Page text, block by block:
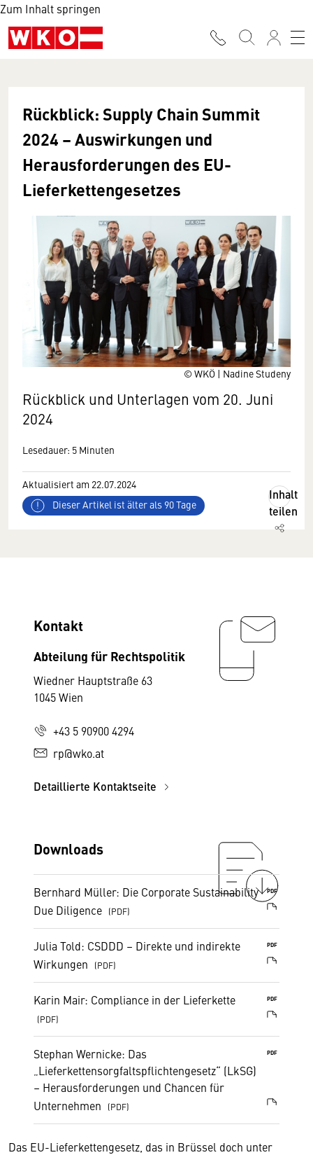
Zum Inhalt springen
© WKÖ | Nadine Studeny
Rückblick: Supply Chain Summit
2024 – Auswirkungen und
Herausforderungen des EU-
Lieferkettengesetzes
Rückblick und Unterlagen vom 20. Juni
2024
Lesedauer: 5 Minuten
Aktualisiert am 22.07.2024
Dieser Artikel ist älter als 90 Tage
Inhalt
teilen
Kontakt
Abteilung für Rechtspolitik
Wiedner Hauptstraße 63
1045 Wien
+43 5 90900 4294
rp@wko.at
Detaillierte Kontaktseite
Downloads
Bernhard Müller: Die Corporate Sustainability
Due Diligence
PDF
Julia Told: CSDDD – Direkte und indirekte
Wirkungen
PDF
Karin Mair: Compliance in der Lieferkette PDF
Stephan Wernicke: Das
„Lieferkettensorgfaltspflichtengesetz“ (LkSG)
– Herausforderungen und Chancen für
Unternehmen
PDF
Das EU-Lieferkettengesetz, das in Brüssel doch unter